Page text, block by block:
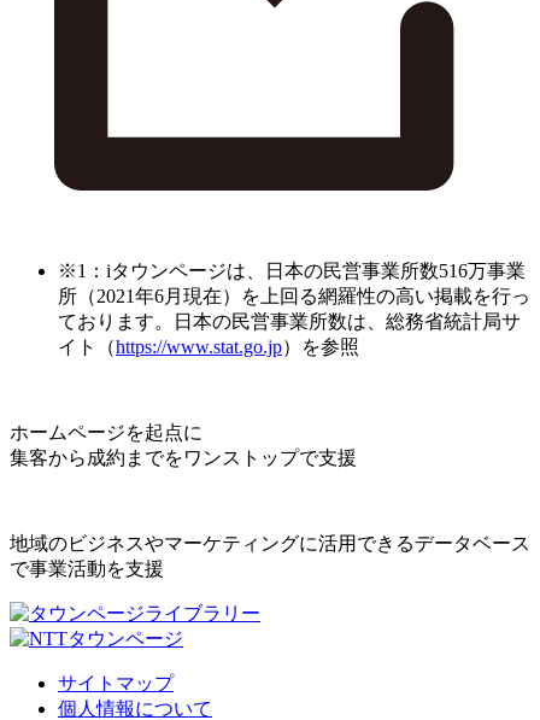
※1：iタウンページは、日本の民営事業所数516万事業
所（2021年6月現在）を上回る網羅性の高い掲載を行っ
ております。日本の民営事業所数は、総務省統計局サ
イト（https://www.stat.go.jp）を参照
ホームページを起点に
集客から成約までをワンストップで支援
地域のビジネスやマーケティングに活用できるデータベース
で事業活動を支援
サイトマップ
個人情報について